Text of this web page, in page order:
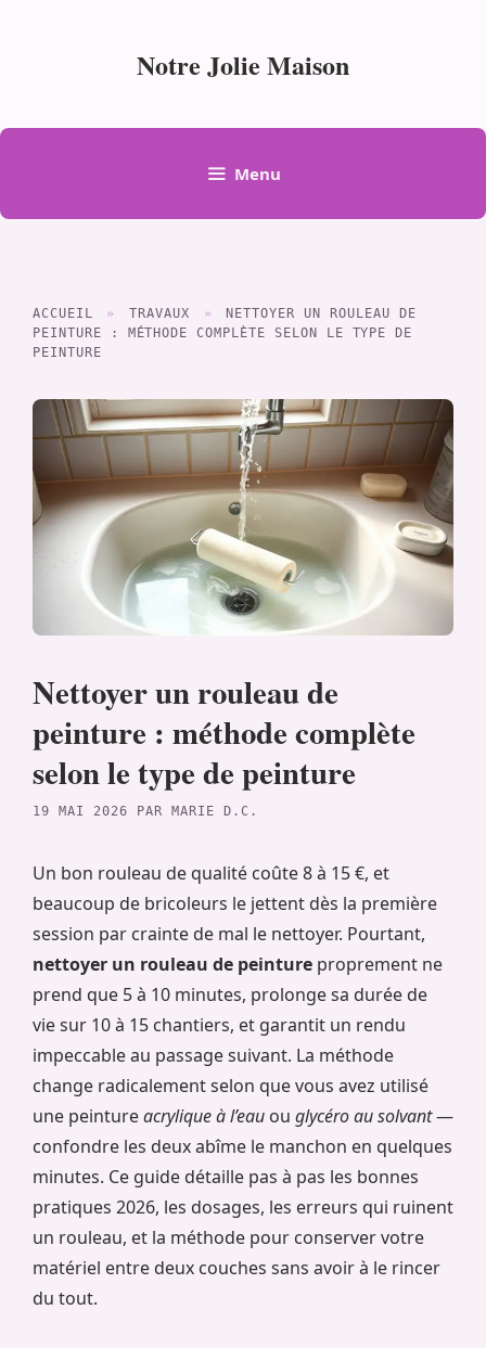
Notre Jolie Maison
Menu
ACCUEIL » TRAVAUX »
NETTOYER UN ROULEAU DE
PEINTURE : MÉTHODE COMPLÈTE SELON LE TYPE DE
PEINTURE
Nettoyer un rouleau de
peinture : méthode complète
selon le type de peinture
19 MAI 2026 PAR MARIE D.C.
Un bon rouleau de qualité coûte 8 à 15 €, et
beaucoup de bricoleurs le jettent dès la première
session par crainte de mal le nettoyer. Pourtant,
nettoyer un rouleau de peinture proprement ne
prend que 5 à 10 minutes, prolonge sa durée de
vie sur 10 à 15 chantiers, et garantit un rendu
impeccable au passage suivant. La méthode
change radicalement selon que vous avez utilisé
une peintureacrylique à l’eau ou glycéro au solvant—
confondre les deux abîme le manchon en quelques
minutes. Ce guide détaille pas à pas les bonnes
pratiques 2026, les dosages, les erreurs qui ruinent
un rouleau, et la méthode pour conserver votre
matériel entre deux couches sans avoir à le rincer
du tout.